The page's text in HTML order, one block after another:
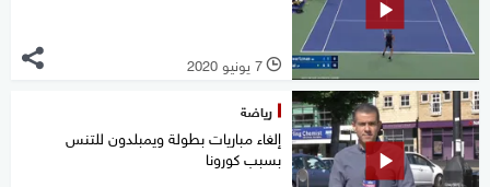
l 7 يونيو 2020
رياضة
إلغاء مباريات بطولة ويمبلدون للتنس
بسبب كورونا